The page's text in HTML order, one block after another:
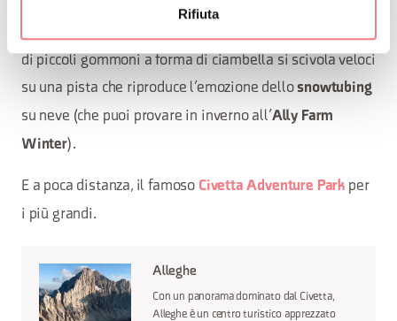
Rifiuta
di piccoli gommoni a forma di ciambella si scivola veloci
su una pista che riproduce l’emozione dellosnowtubing
su neve (che puoi provare in inverno all’Ally Farm
Winter).
E a poca distanza, il famoso Civetta Adventure Park per
i più grandi.
Alleghe
Con un panorama dominato dal Civetta,
Alleghe è un centro turistico apprezzato